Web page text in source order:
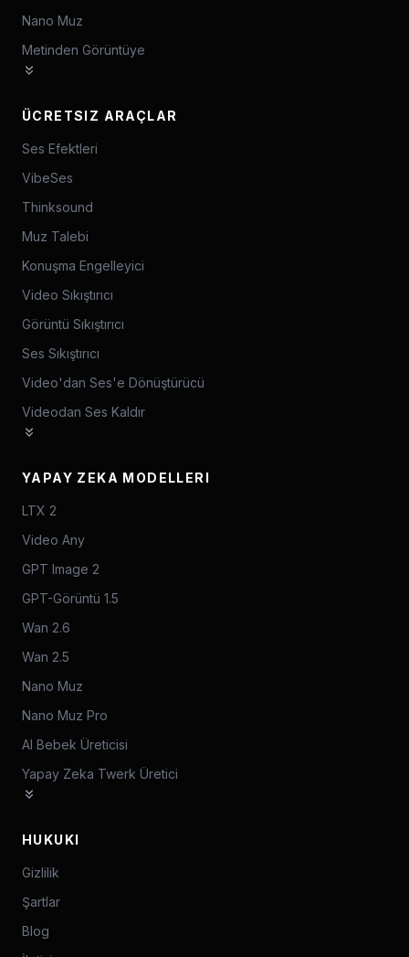
Nano Muz
Metinden Görüntüye
ÜCRETSIZ ARAÇLAR
Ses Efektleri
VibeSes
Thinksound
Muz Talebi
Konuşma Engelleyici
Video Sıkıştırıcı
Görüntü Sıkıştırıcı
Ses Sıkıştırıcı
Video'dan Ses'e Dönüştürücü
Videodan Ses Kaldır
YAPAY ZEKA MODELLERI
LTX 2
Video Any
GPT Image 2
GPT-Görüntü 1.5
Wan 2.6
Wan 2.5
Nano Muz
Nano Muz Pro
AI Bebek Üreticisi
Yapay Zeka Twerk Üretici
HUKUKI
Gizlilik
Şartlar
Blog